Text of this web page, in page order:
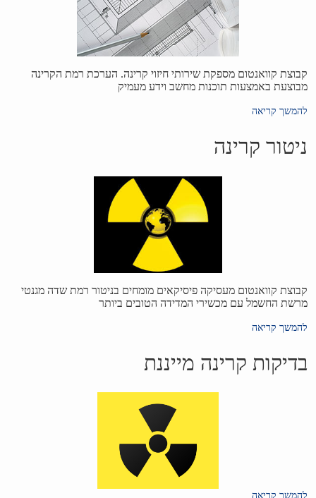
קבוצת קוואנטום מספקת שירותי חיזוי קרינה. הערכת רמת הקרינה
מבוצעת באמצעות תוכנות מחשב וידע מעמיק
להמשך קריאה
ניטור קרינה
קבוצת קוואנטום מעסיקה פיסיקאים מומחים בניטור רמת שדה מגנטי
מרשת החשמל עם מכשירי המדידה הטובים ביותר
להמשך קריאה
בדיקות קרינה מייננת
להמשך קריאה